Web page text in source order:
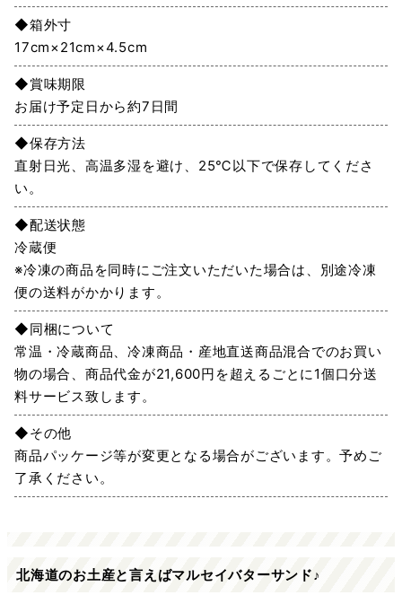
◆箱外寸
17cm×21cm×4.5cm
◆賞味期限
お届け予定日から約7日間
◆保存方法
直射日光、高温多湿を避け、25℃以下で保存してくださ
い。
◆配送状態
冷蔵便
※冷凍の商品を同時にご注文いただいた場合は、別途冷凍
便の送料がかかります。
◆同梱について
常温・冷蔵商品、冷凍商品・産地直送商品混合でのお買い
物の場合、商品代金が21,600円を超えるごとに1個口分送
料サービス致します。
◆その他
商品パッケージ等が変更となる場合がございます。予めご
了承ください。
北海道のお土産と言えばマルセイバターサンド♪